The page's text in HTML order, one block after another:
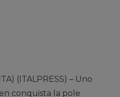
(ITALPRESS) – Uno
conquista la pole